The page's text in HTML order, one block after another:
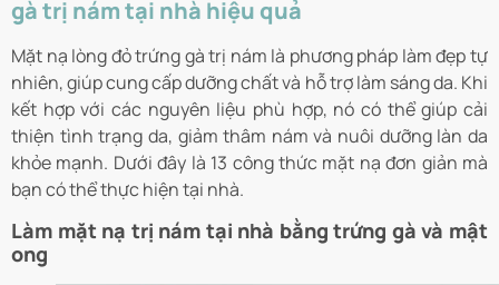
gà trị nám tại nhà hiệu quả
Mặt nạ lòng đỏ trứng gà trị nám là phương pháp làm đẹp tự
nhiên, giúp cung cấp dưỡng chất và hỗ trợ làm sáng da. Khi
kết hợp với các nguyên liệu phù hợp, nó có thể giúp cải
thiện tình trạng da, giảm thâm nám và nuôi dưỡng làn da
khỏe mạnh. Dưới đây là 13 công thức mặt nạ đơn giản mà
bạn có thể thực hiện tại nhà.
Làm mặt nạ trị nám tại nhà bằng trứng gà và mật
ong